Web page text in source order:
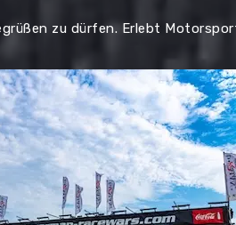
zu dürfen. Erlebt